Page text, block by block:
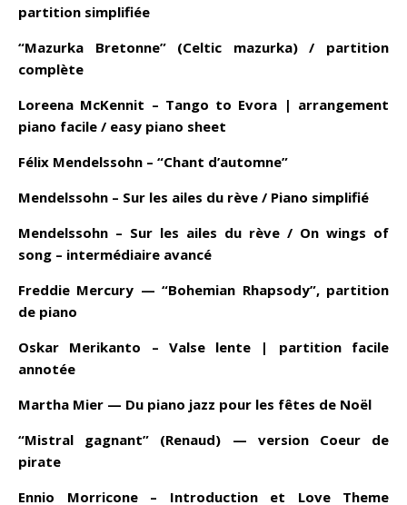
partition simplifiée
“Mazurka Bretonne” (Celtic mazurka) / partition
complète
Loreena McKennit – Tango to Evora | arrangement
piano facile / easy piano sheet
Félix Mendelssohn – “Chant d’automne”
Mendelssohn – Sur les ailes du rève / Piano simplifié
Mendelssohn – Sur les ailes du rève / On wings of
song – intermédiaire avancé
Freddie Mercury — “Bohemian Rhapsody”, partition
de piano
Oskar Merikanto – Valse lente | partition facile
annotée
Martha Mier — Du piano jazz pour les fêtes de Noël
“Mistral gagnant” (Renaud) — version Coeur de
pirate
Ennio Morricone – Introduction et Love Theme